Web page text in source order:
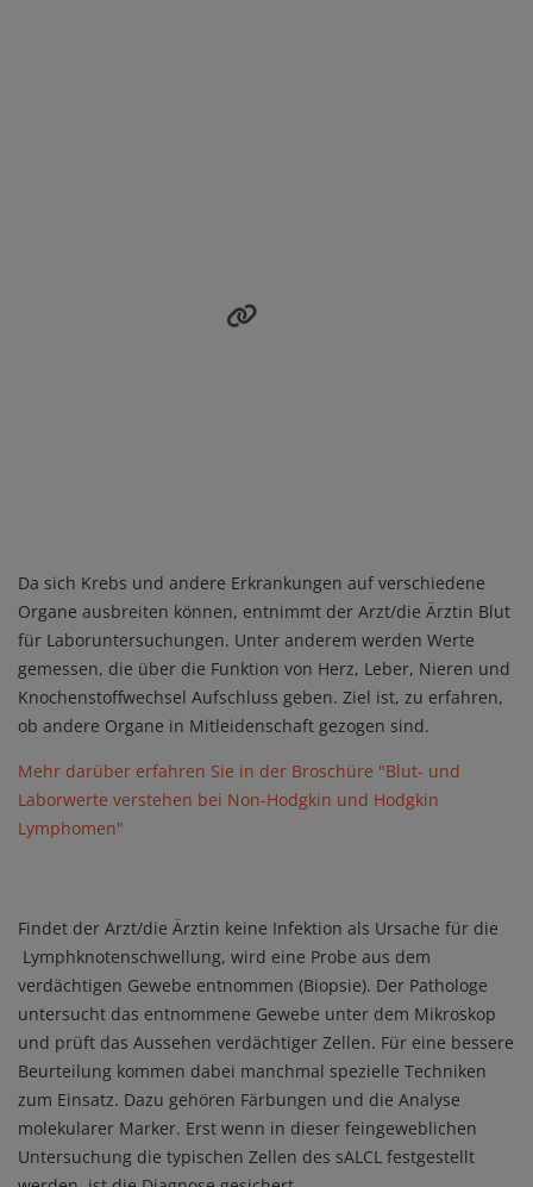
Da sich Krebs und andere Erkrankungen auf verschiedene
Organe ausbreiten können, entnimmt der Arzt/die Ärztin Blut
für Laboruntersuchungen. Unter anderem werden Werte
gemessen, die über die Funktion von Herz, Leber, Nieren und
Knochenstoffwechsel Aufschluss geben. Ziel ist, zu erfahren,
ob andere Organe in Mitleidenschaft gezogen sind.
Mehr darüber erfahren Sie in der Broschüre "Blut- und
Laborwerte verstehen bei Non-Hodgkin und Hodgkin
Lymphomen"
Findet der Arzt/die Ärztin keine Infektion als Ursache für die
Lymphknotenschwellung, wird eine Probe aus dem
verdächtigen Gewebe entnommen (Biopsie). Der Pathologe
untersucht das entnommene Gewebe unter dem Mikroskop
und prüft das Aussehen verdächtiger Zellen. Für eine bessere
Beurteilung kommen dabei manchmal spezielle Techniken
zum Einsatz. Dazu gehören Färbungen und die Analyse
molekularer Marker. Erst wenn in dieser feingeweblichen
Untersuchung die typischen Zellen des sALCL festgestellt